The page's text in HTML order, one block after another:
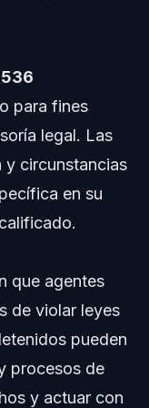
Norte, Florida
para fines
legal. Las
y circunstancias
en su
que agentes
de violar leyes
pueden
procesos de
y actuar con